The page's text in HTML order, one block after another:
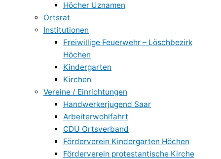
Höcher Uznamen
Ortsrat
Institutionen
Freiwillige Feuerwehr – Löschbezirk
Höchen
Kindergarten
Kirchen
Vereine / Einrichtungen
Handwerkerjugend Saar
Arbeiterwohlfahrt
CDU Ortsverband
Förderverein Kindergarten Höchen
Förderverein protestantische Kirche